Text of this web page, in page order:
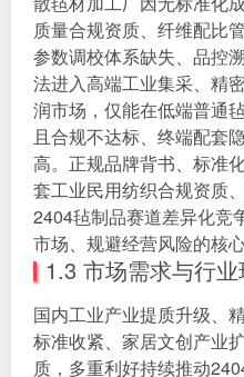
质量合规资质、纤维配比
参数调校体系缺失、品控
法进入高端工业集采、精
润市场，仅能在低端普通
且合规不达标、终端配套
高。正规品牌背书、标准
套工业民用纺织合规资质
2404毡制品赛道差异化竞
市场、规避经营风险的核心
1.3 市场需求与行
国内工业产业提质升级、
标准收紧、家居文创产业
质，多重利好持续推动